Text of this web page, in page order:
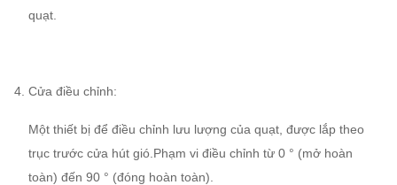
quạt.
4. Cửa điều chỉnh:
Một thiết bị để điều chỉnh lưu lượng của quạt, được lắp theo
trục trước cửa hút gió.Phạm vi điều chỉnh từ 0 ° (mở hoàn
toàn) đến 90 ° (đóng hoàn toàn).